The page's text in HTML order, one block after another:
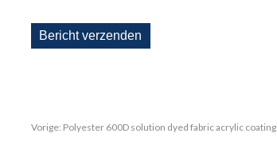
Vorige: Polyester 600D solution dyed fabric acrylic coating